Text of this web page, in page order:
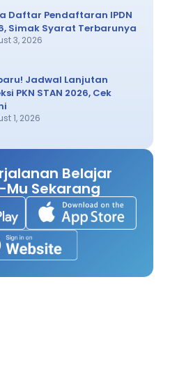
Daftar Pendaftaran IPDN
Simak Syarat Terbarunya
3, 2026
Jadwal Lanjutan
PKN STAN 2026, Cek
1, 2026
Belajar
Mu Sekarang